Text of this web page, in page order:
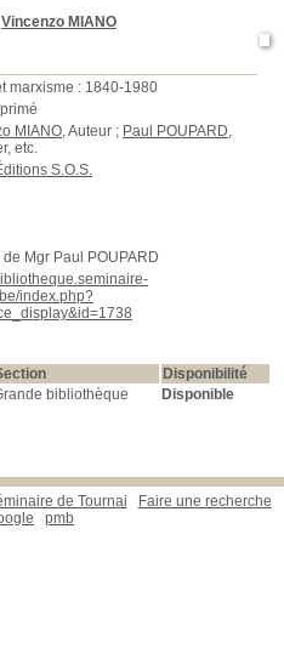
Vincenzo MIANO
marxisme : 1840-1980
MIANO, Auteur ; Paul POUPARD,
etc.
S.O.S.
de Mgr Paul POUPARD
index.php?
Disponibilité
bibliothèque Disponible
de Tournai
Faire une recherche
pmb